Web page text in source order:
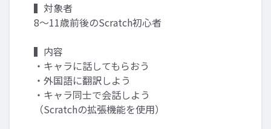
▍対象者
8～11歳前後のScratch初心者
▍内容
・キャラに話してもらおう
・外国語に翻訳しよう
・キャラ同士で会話しよう
（Scratchの拡張機能を使用）